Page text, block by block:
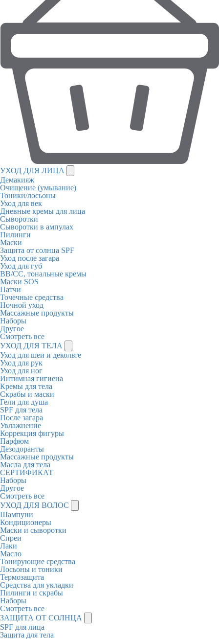
УХОД ДЛЯ ЛИЦА
Демакияж
Очищение (умывание)
Тоники/лосьоны
Уход для век
Дневные кремы для лица
Сыворотки
Сыворотки в ампулах
Пилинги
Маски
Защита от солнца SPF
Уход после загара
Уход для губ
BB/CC, тональные кремы
Маски SOS
Патчи
Точечные средства
Ночной уход
Массажные продукты
Наборы
Другое
Смотреть все
УХОД ДЛЯ ТЕЛА
Уход для шеи и декольте
Уход для рук
Уход для ног
Интимная гигиена
Кремы для тела
Скрабы и маски
Гели для душа
SPF для тела
После загара
Увлажнение
Коррекция фигуры
Парфюм
Дезодоранты
Массажные продукты
Масла для тела
СЕРТИФИКАТ
Наборы
Другое
Смотреть все
УХОД ДЛЯ ВОЛОС
Шампуни
Кондиционеры
Маски и сыворотки
Спреи
Лаки
Масло
Тонирующие средства
Лосьоны и тоники
Термозащита
Средства для укладки
Пилинги и скрабы
Наборы
Смотреть все
ЗАЩИТА ОТ СОЛНЦА
SPF для лица
Защита для тела